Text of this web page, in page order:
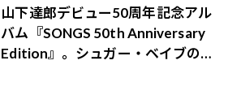
山下達郎デビュー50周年記念アル
バム『SONGS 50th Anniversary
Edition』。シュガー・ベイブの